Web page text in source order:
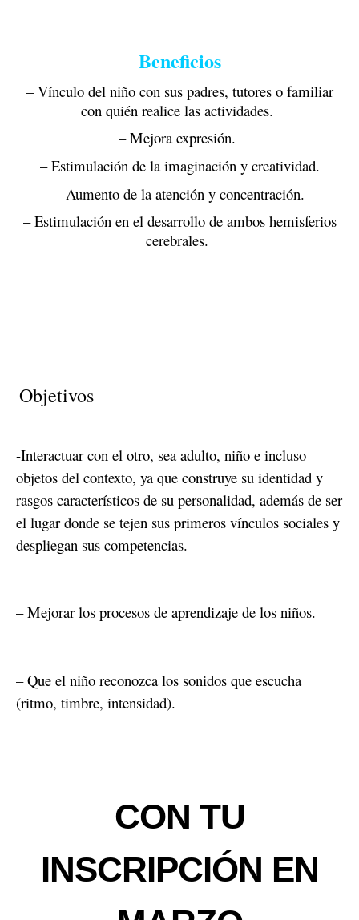
Beneficios
– Vínculo del niño con sus padres, tutores o familiar
con quién realice las actividades.
– Mejora expresión.
– Estimulación de la imaginación y creatividad.
– Aumento de la atención y concentración.
– Estimulación en el desarrollo de ambos hemisferios
cerebrales.
Objetivos
-Interactuar con el otro, sea adulto, niño e incluso
objetos del contexto, ya que construye su identidad y
rasgos característicos de su personalidad, además de ser
el lugar donde se tejen sus primeros vínculos sociales y
despliegan sus competencias.
– Mejorar los procesos de aprendizaje de los niños.
– Que el niño reconozca los sonidos que escucha
(ritmo, timbre, intensidad).
CON TU
INSCRIPCIÓN EN